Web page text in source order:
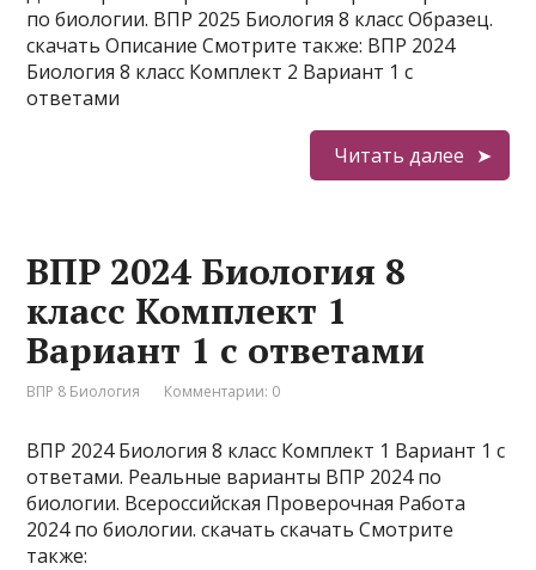
по биологии. ВПР 2025 Биология 8 класс Образец.
скачать Описание Смотрите также: ВПР 2024
Биология 8 класс Комплект 2 Вариант 1 с
ответами
Читать далее
ВПР 2024 Биология 8
класс Комплект 1
Вариант 1 с ответами
ВПР 8 Биология Комментарии: 0
ВПР 2024 Биология 8 класс Комплект 1 Вариант 1 с
ответами. Реальные варианты ВПР 2024 по
биологии. Всероссийская Проверочная Работа
2024 по биологии. скачать скачать Смотрите
также: